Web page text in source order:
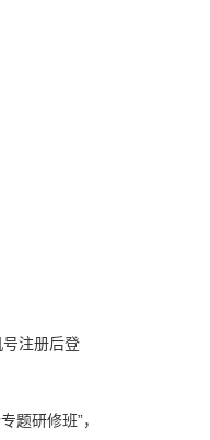
号注册后登
题研修班”，